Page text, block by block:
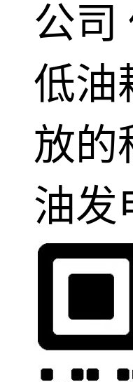
公司
低油
放的
油发